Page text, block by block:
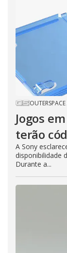
OUTERSPACE
Jogos
terão
A Sony
disponibilidade
Durante a...